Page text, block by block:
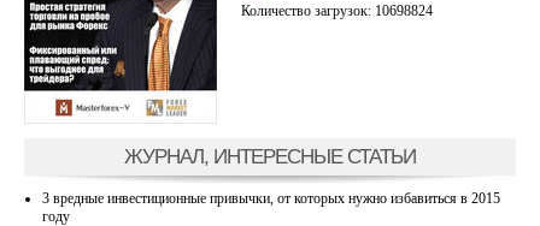
Количество загрузок: 10698824
ЖУРНАЛ, ИНТЕРЕСНЫЕ СТАТЬИ
3 вредные инвестиционные привычки, от которых нужно избавиться в 2015
году